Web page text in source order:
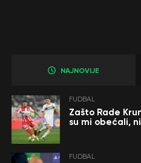
NAJNOVIJE
FUDBAL
Zašto Rade
su mi obećali,
FUDBAL